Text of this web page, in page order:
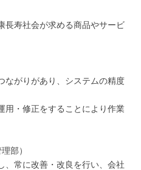
長寿社会が求める商品やサービ
ながりがあり、システムの精度
用・修正をすることにより作業
部）
、常に改善・改良を行い、会社